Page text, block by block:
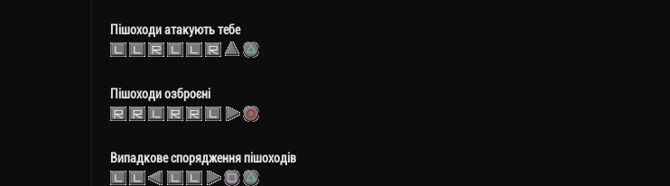
Пішоходи атакують тебе
Пішоходи озброєні
Випадкове спорядження пішоходів